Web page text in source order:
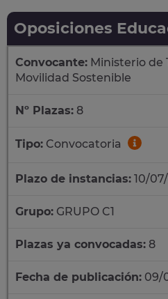
Oposiciones
Convocante: Ministerio de
Movilidad Sostenible
Nº Plazas: 8
Tipo: Convocatoria
Plazo de instancias: 10/
Grupo: GRUPO C1
Plazas ya convocadas: 8
Fecha de publicación: 09/